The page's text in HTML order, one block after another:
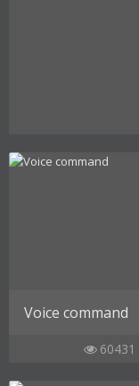
Voice command
60431